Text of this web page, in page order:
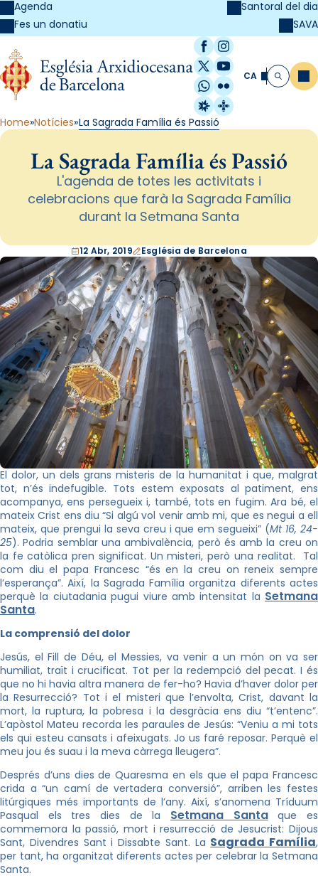
Agenda
Fes un donatiu
Santoral del dia
SAVA
Facebook
Instagram
X / Twitter
YouTube
WhatsApp
Flickr
Radio Estel
Catalunya
CA Cerca
Home Notícies La Sagrada Família és Passió
La Sagrada Família és Passió
L'agenda de totes les activitats i
celebracions que farà la Sagrada Família
durant la Setmana Santa
12 Abr, 2019 Església de Barcelona
El dolor, un dels grans misteris de la humanitat i que, malgrat
tot, n’és indefugible. Tots estem exposats al patiment, ens
acompanya, ens persegueix i, també, tots en fugim. Ara bé, el
mateix Crist ens diu “Si algú vol venir amb mi, que es negui a ell
mateix, que prengui la seva creu i que em segueixi” (Mt 16, 24-
25). Podria semblar una ambivalència, però és amb la creu on
la fe catòlica pren significat. Un misteri, però una realitat. Tal
com diu el papa Francesc “és en la creu on reneix sempre
l’esperança”. Així, la Sagrada Família organitza diferents actes
perquè la ciutadania pugui viure amb intensitat la Setmana
Santa.
La comprensió del dolor
Jesús, el Fill de Déu, el Messies, va venir a un món on va ser
humiliat, traït i crucificat. Tot per la redempció del pecat. I és
que no hi havia altra manera de fer-ho? Havia d’haver dolor per
la Resurrecció? Tot i el misteri que l’envolta, Crist, davant la
mort, la ruptura, la pobresa i la desgràcia ens diu “t’entenc”.
L’apòstol Mateu recorda les paraules de Jesús: “Veniu a mi tots
els qui esteu cansats i afeixugats. Jo us faré reposar. Perquè el
meu jou és suau i la meva càrrega lleugera”.
Després d’uns dies de Quaresma en els que el papa Francesc
crida a “un camí de vertadera conversió”, arriben les festes
litúrgiques més importants de l’any. Així, s’anomena Tríduum
Pasqual els tres dies de la Setmana Santaque es
commemora la passió, mort i resurrecció de Jesucrist: Dijous
Sant, Divendres Sant i Dissabte Sant. La Sagrada Família,
per tant, ha organitzat diferents actes per celebrar la Setmana
Santa.